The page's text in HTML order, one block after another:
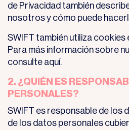
de Privacidad también
nosotros y cómo puede
SWIFT también utiliza cookies
Para más información sobre
consulte aquí.
2. ¿QUIÉN ES
PERSONALES?
SWIFT es responsable de los
de los datos personales